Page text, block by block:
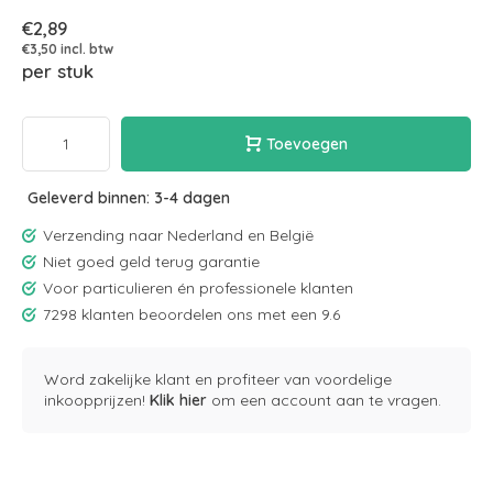
€2,89
€3,50 incl. btw
per stuk
Toevoegen
Geleverd binnen: 3-4 dagen
Verzending naar Nederland en België
Niet goed geld terug garantie
Voor particulieren én professionele klanten
7298 klanten beoordelen ons met een 9.6
Word zakelijke klant en profiteer van voordelige
inkoopprijzen! Klik hier om een account aan te vragen.